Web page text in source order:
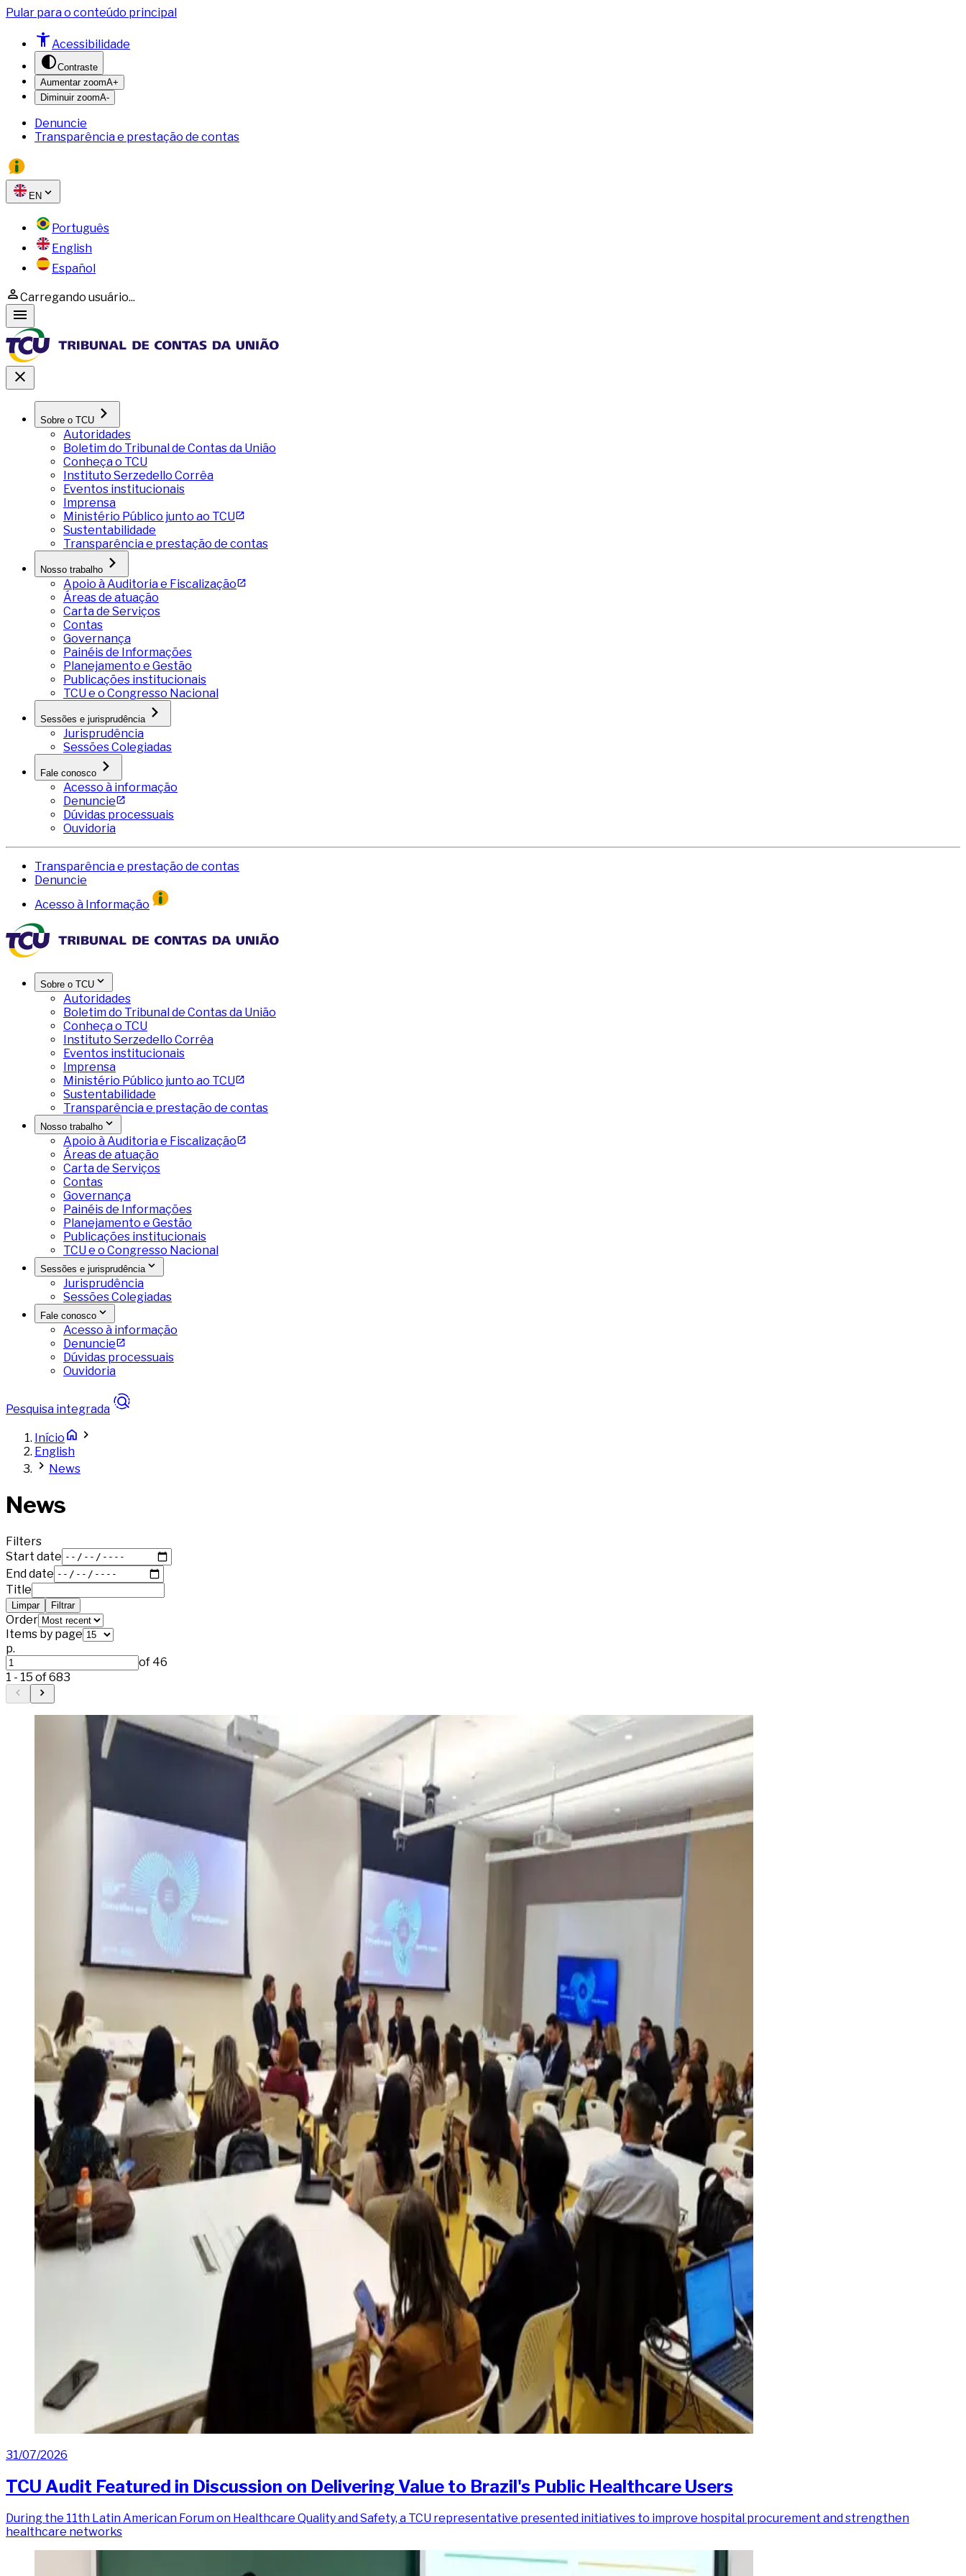
Pular para o conteúdo principal
Acessibilidade
Contraste
Aumentar zoomA+
Diminuir zoomA-
Denuncie
Transparência e prestação de contas
EN
Português
English
Español
Carregando usuário...
Sobre o TCU
Autoridades
Boletim do Tribunal de Contas da União
Conheça o TCU
Instituto Serzedello Corrêa
Eventos institucionais
Imprensa
Ministério Público junto ao TCU
Sustentabilidade
Transparência e prestação de contas
Nosso trabalho
Apoio à Auditoria e Fiscalização
Áreas de atuação
Carta de Serviços
Contas
Governança
Painéis de Informações
Planejamento e Gestão
Publicações institucionais
TCU e o Congresso Nacional
Sessões e jurisprudência
Jurisprudência
Sessões Colegiadas
Fale conosco
Acesso à informação
Denuncie
Dúvidas processuais
Ouvidoria
Transparência e prestação de contas
Denuncie
Acesso à Informação
Sobre o TCU
Autoridades
Boletim do Tribunal de Contas da União
Conheça o TCU
Instituto Serzedello Corrêa
Eventos institucionais
Imprensa
Ministério Público junto ao TCU
Sustentabilidade
Transparência e prestação de contas
Nosso trabalho
Apoio à Auditoria e Fiscalização
Áreas de atuação
Carta de Serviços
Contas
Governança
Painéis de Informações
Planejamento e Gestão
Publicações institucionais
TCU e o Congresso Nacional
Sessões e jurisprudência
Jurisprudência
Sessões Colegiadas
Fale conosco
Acesso à informação
Denuncie
Dúvidas processuais
Ouvidoria
Pesquisa integrada
Início
English
News
News
Filters
Start date
End date
Title
Limpar Filtrar
Order
Items by page
p.
of 46
1 - 15 of683
31/07/2026
TCU Audit Featured in Discussion on Delivering Value to Brazil's Public Healthcare Users
During the 11th Latin American Forum on Healthcare Quality and Safety, a TCU representative presented initiatives to improve hospital procurement and strengthen
healthcare networks